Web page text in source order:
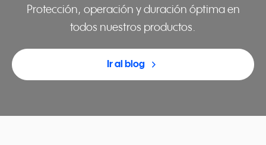
Protección, operación y duración óptima en
todos nuestros productos.
Ir al blog navigate_next